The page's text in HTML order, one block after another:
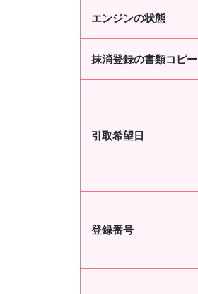
エンジンの状態
抹消登録の書類コピー
引取希望日
登録番号